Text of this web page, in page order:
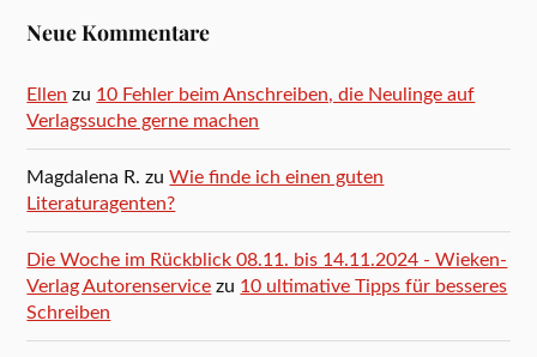
Neue Kommentare
Ellen zu 10 Fehler beim Anschreiben, die Neulinge auf
Verlagssuche gerne machen
Magdalena R. zuWie finde ich einen guten
Literaturagenten?
Die Woche im Rückblick 08.11. bis 14.11.2024 - Wieken-
Verlag Autorenservice zu 10 ultimative Tipps für besseres
Schreiben